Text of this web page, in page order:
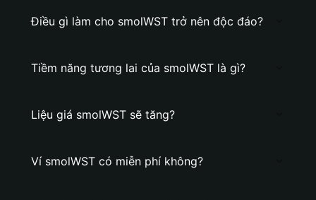
Điều gì làm cho smolWST trở nên độc đáo?
Tiềm năng tương lai của smolWST là gì?
Liệu giá smolWST sẽ tăng?
Ví smolWST có miễn phí không?